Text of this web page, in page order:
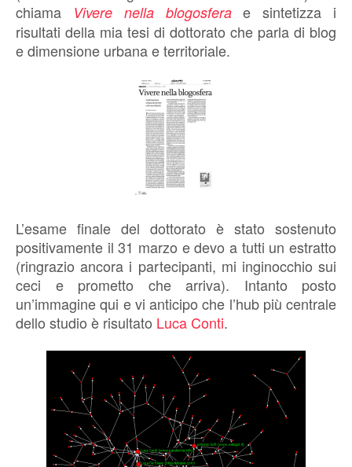
chiama
Vivere nella blogosferae sintetizza i
risultati della mia tesi di dottorato che parla di blog
e dimensione urbana e territoriale.
L’esame finale del dottorato è stato sostenuto
positivamente il 31 marzo e devo a tutti un estratto
(ringrazio ancora i partecipanti, mi inginocchio sui
ceci e prometto che arriva). Intanto posto
un’immagine qui e vi anticipo che l’hub più centrale
dello studio è risultato Luca Conti.